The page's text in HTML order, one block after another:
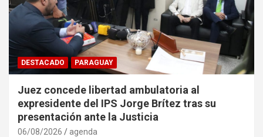
DESTACADO PARAGUAY
Juez concede libertad ambulatoria al
expresidente del IPS Jorge Brítez tras su
presentación ante la Justicia
06/08/2026 agenda